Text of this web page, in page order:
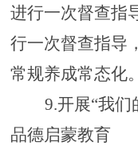
进行一次督查指
行一次督查指导
常规养成常态化。
9.开展“我们
品德启蒙教育